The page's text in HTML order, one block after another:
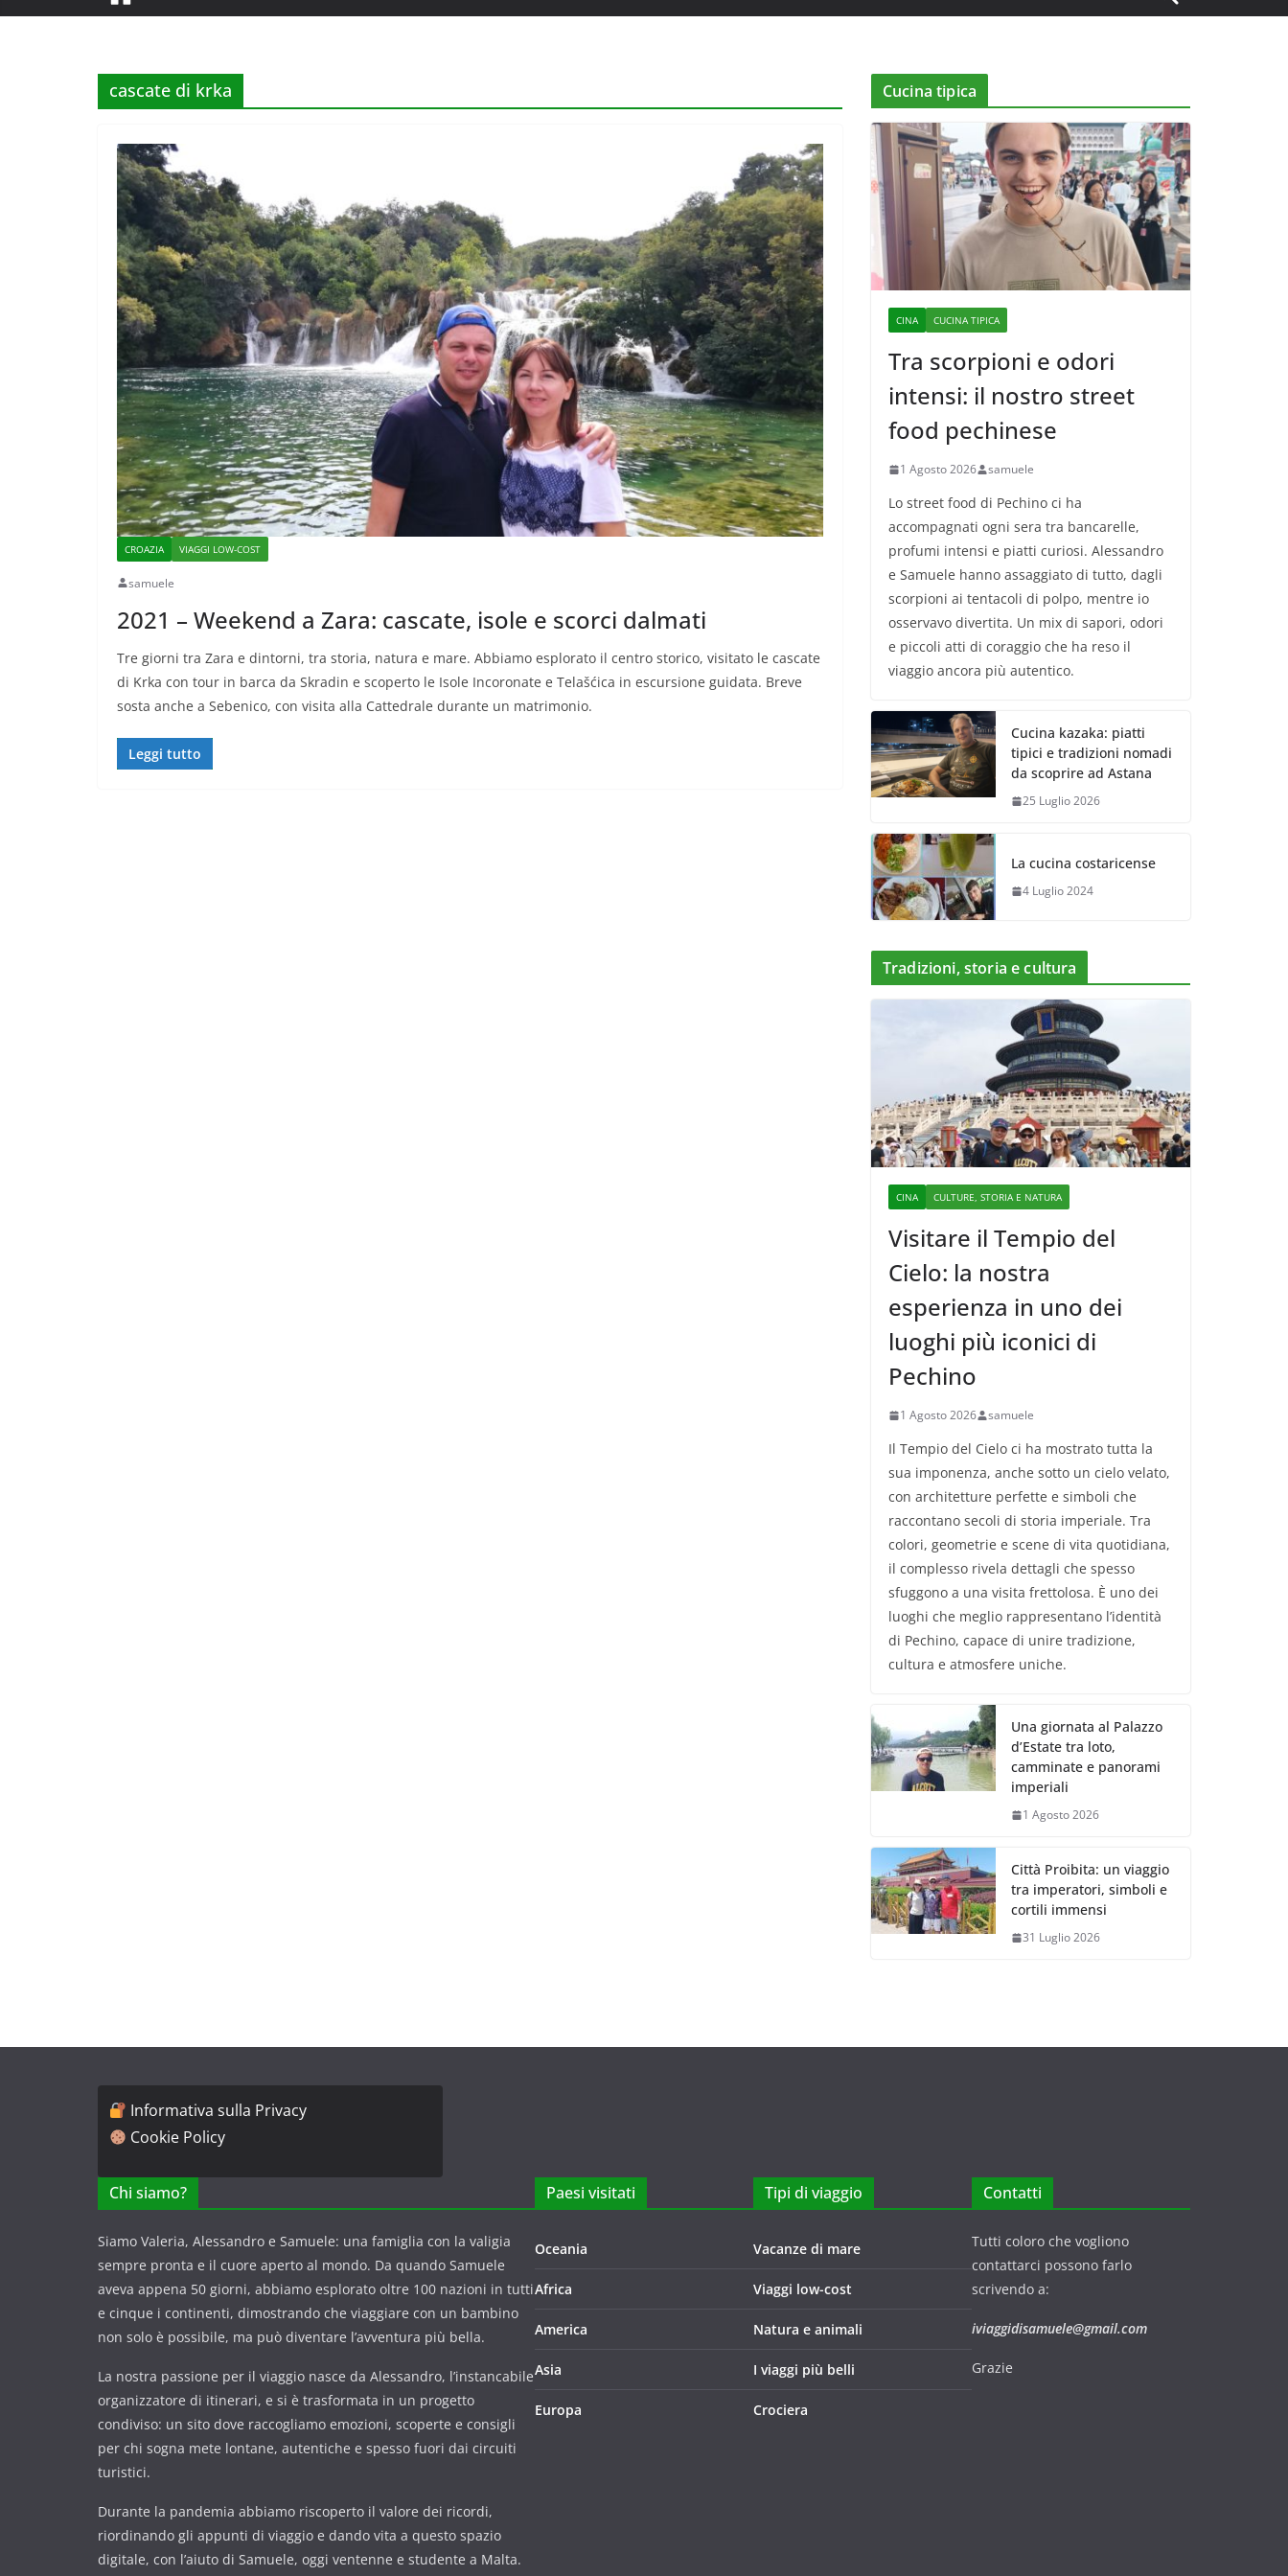
cascate di krka
CROAZIA VIAGGI LOW-COST
samuele
2021 – Weekend a Zara: cascate, isole e scorci dalmati
Tre giorni tra Zara e dintorni, tra storia, natura e mare. Abbiamo esplorato il centro storico, visitato le cascate
di Krka con tour in barca da Skradin e scoperto le Isole Incoronate e Telašćica in escursione guidata. Breve
sosta anche a Sebenico, con visita alla Cattedrale durante un matrimonio.
Leggi tutto
Cucina tipica
CINA CUCINA TIPICA
Tra scorpioni e odori
intensi: il nostro street
food pechinese
1 Agosto 2026 samuele
Lo street food di Pechino ci ha
accompagnati ogni sera tra bancarelle,
profumi intensi e piatti curiosi. Alessandro
e Samuele hanno assaggiato di tutto, dagli
scorpioni ai tentacoli di polpo, mentre io
osservavo divertita. Un mix di sapori, odori
e piccoli atti di coraggio che ha reso il
viaggio ancora più autentico.
Cucina kazaka: piatti
tipici e tradizioni nomadi
da scoprire ad Astana
25 Luglio 2026
La cucina costaricense
4 Luglio 2024
Tradizioni, storia e cultura
CINA CULTURE, STORIA E NATURA
Visitare il Tempio del
Cielo: la nostra
esperienza in uno dei
luoghi più iconici di
Pechino
1 Agosto 2026 samuele
Il Tempio del Cielo ci ha mostrato tutta la
sua imponenza, anche sotto un cielo velato,
con architetture perfette e simboli che
raccontano secoli di storia imperiale. Tra
colori, geometrie e scene di vita quotidiana,
il complesso rivela dettagli che spesso
sfuggono a una visita frettolosa. È uno dei
luoghi che meglio rappresentano l’identità
di Pechino, capace di unire tradizione,
cultura e atmosfere uniche.
Una giornata al Palazzo
d’Estate tra loto,
camminate e panorami
imperiali
1 Agosto 2026
Città Proibita: un viaggio
tra imperatori, simboli e
cortili immensi
31 Luglio 2026
Informativa sulla Privacy
Cookie Policy
Chi siamo?
Siamo Valeria, Alessandro e Samuele: una famiglia con la valigia
sempre pronta e il cuore aperto al mondo. Da quando Samuele
aveva appena 50 giorni, abbiamo esplorato oltre 100 nazioni in tutti
e cinque i continenti, dimostrando che viaggiare con un bambino
non solo è possibile, ma può diventare l’avventura più bella.
La nostra passione per il viaggio nasce da Alessandro, l’instancabile
organizzatore di itinerari, e si è trasformata in un progetto
condiviso: un sito dove raccogliamo emozioni, scoperte e consigli
per chi sogna mete lontane, autentiche e spesso fuori dai circuiti
turistici.
Durante la pandemia abbiamo riscoperto il valore dei ricordi,
riordinando gli appunti di viaggio e dando vita a questo spazio
digitale, con l’aiuto di Samuele, oggi ventenne e studente a Malta.
Paesi visitati
Oceania
Africa
America
Asia
Europa
Tipi di viaggio
Vacanze di mare
Viaggi low-cost
Natura e animali
I viaggi più belli
Crociera
Contatti
Tutti coloro che vogliono
contattarci possono farlo
scrivendo a:
iviaggidisamuele@gmail.com
Grazie